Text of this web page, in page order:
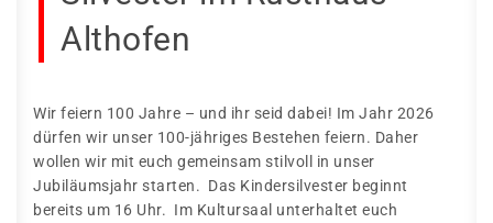
Althofen
Wir feiern 100 Jahre – und ihr seid dabei! Im Jahr 2026
dürfen wir unser 100-jähriges Bestehen feiern. Daher
wollen wir mit euch gemeinsam stilvoll in unser
Jubiläumsjahr starten. Das Kindersilvester beginnt
bereits um 16 Uhr. Im Kultursaal unterhaltet euch